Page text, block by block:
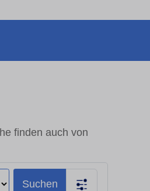
finden auch von
Suchen